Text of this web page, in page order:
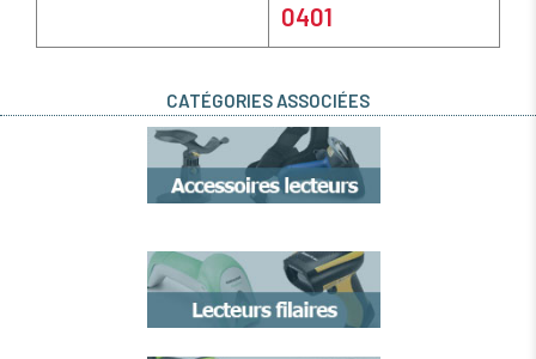
0401
CATÉGORIES ASSOCIÉES